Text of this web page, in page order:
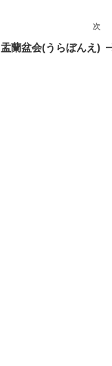
次
の
次
盂蘭盆会(うらぼんえ)